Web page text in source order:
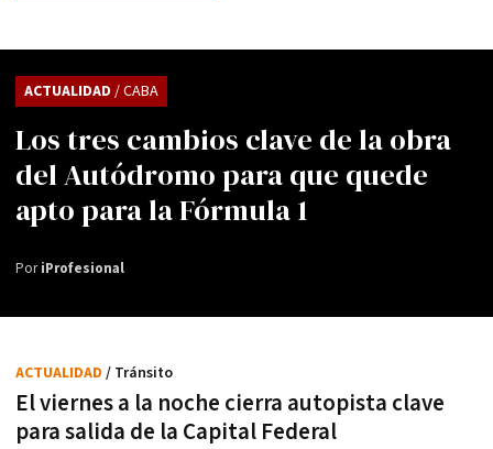
Los tres cambios clave de la obra
del Autódromo para que quede
apto para la Fórmula 1
ACTUALIDAD / CABA
PoriProfesional
El viernes a la noche cierra autopista clave
para salida de la Capital Federal
ACTUALIDAD / Tránsito